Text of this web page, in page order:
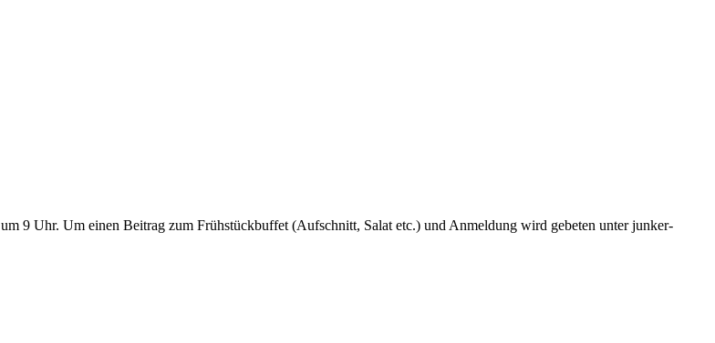
9 Uhr. Um einen Beitrag zum Frühstückbuffet (Aufschnitt, Salat etc.) und Anmeldung wird gebeten unter junker-